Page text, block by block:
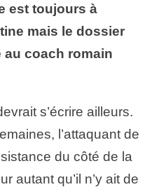
est toujours à
mais le dossier
au coach romain
s’écrire ailleurs.
l’attaquant de
du côté de la
autant qu’il n’y ait de